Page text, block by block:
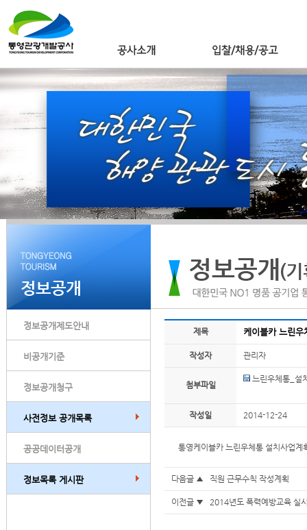
정보공개제도안내
비공개기준
정보공개청구
사전정보 공개목록
공공데이터공개
정보목록 게시판
제목 케이블카 느린우
작성자 관리자
첨부파일
느린우체통_설
작성일 2014-12-24
통영케이블카 느린우체통 설치사업계
다음글 ▲ 직원 근무수칙 작성계획
이전글 ▼ 2014년도 폭력예방교육 실